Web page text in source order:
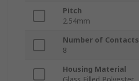
Pitch
2.54mm
Number of Contacts
8
Housing Material